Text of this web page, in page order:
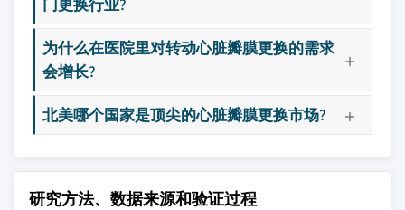
为什么在医院里对转动心脏瓣膜更换的需求
会增长?
北美哪个国家是顶尖的心脏瓣膜更换市场?
研究方法、数据来源和验证过程